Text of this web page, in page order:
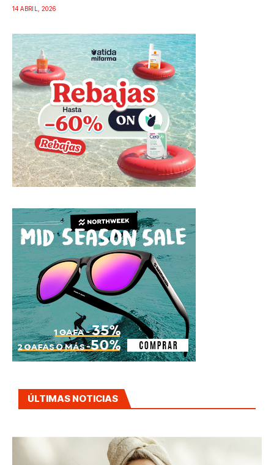
14 ABRIL, 2026
ÚLTIMAS NOTICIAS